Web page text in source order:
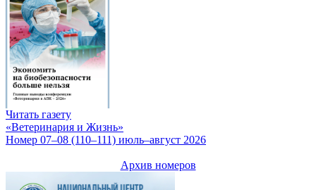
Читать газету
«Ветеринария и Жизнь»
Номер 07–08 (110–111) июль–август 2026
Архив номеров